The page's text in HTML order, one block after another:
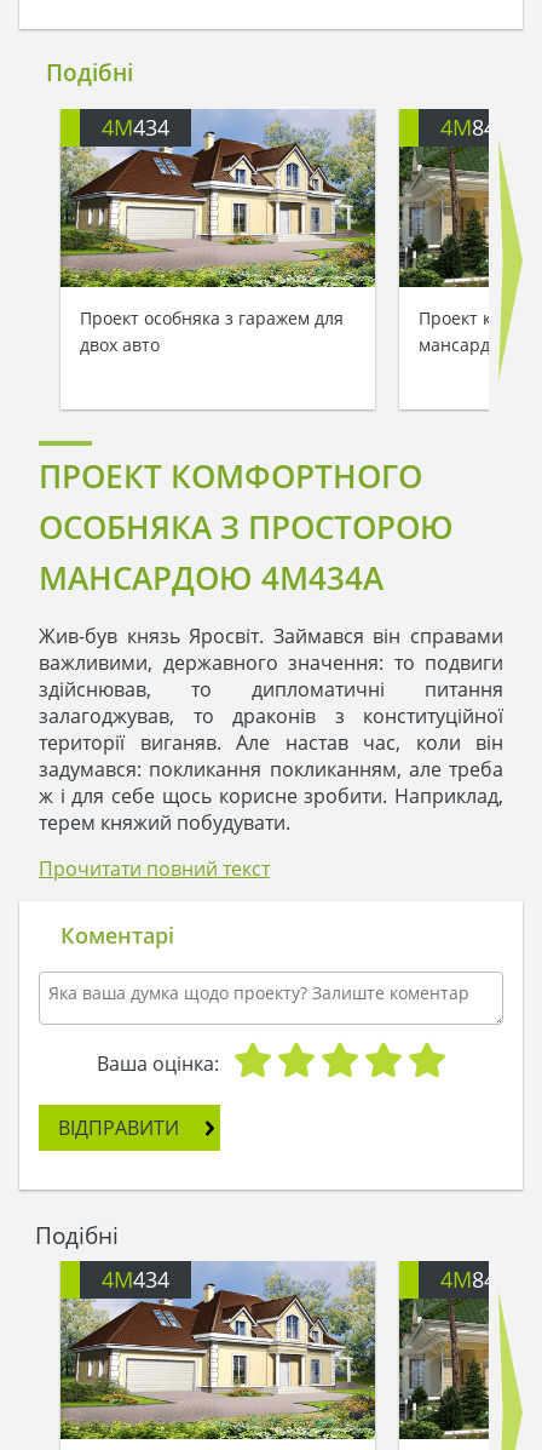
Подібні
4M434
Проект особняка з гаражем для
двох авто
4M841A
Проект
мансардою
ПРОЕКТ КОМФОРТНОГО
ОСОБНЯКА З ПРОСТОРОЮ
МАНСАРДОЮ 4M434A
Жив-був князь Яросвіт. Займався він справами
важливими, державного значення: то подвиги
здійснював, то дипломатичні питання
залагоджував, то драконів з конституційної
території виганяв. Але настав час, коли він
задумався: покликання покликанням, але треба
ж і для себе щось корисне зробити. Наприклад,
терем княжий побудувати.
Яросвіт був людиною організованою, тому часу
майстрів покликав і почалося клопітке
будівництво. Стіни росли на очах, як гриби після
дощу. Яросвіт кожен день приїжджав і особисто
спостерігав за процесом, відклавши всі княжі
розкішний, саме раз по статуту князівському, і
ніяк не менш! У ньому і вбудований гараж був
місця вільного в будинку - стільки, що не
соромно цілу іноземну делегацію взяти! Князь
роботу прийняв і хотів захоплення висловити,
Та не зміг: слів не вистачило. Терем надихав і
захоплював дух, навіював мрії і мрії,
заспокоював, радував око. І хто б терем тут не
побачив, все тільки посміхалися і князю добра
бажали.
Минув час, а будинок княжий тримається, і хоч
Прочитати повний текст
Коментарі
Ваша оцінка:
ВІДПРАВИТИ
Подібні
4M434 4M841A